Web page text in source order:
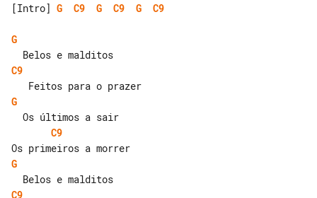
[Intro] G C9 G C9 G C9
G
C9
G
C9
G
C9